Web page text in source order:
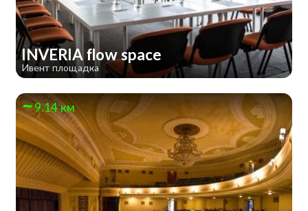
INVERIA flow space
Ивент площадка
9.14 км